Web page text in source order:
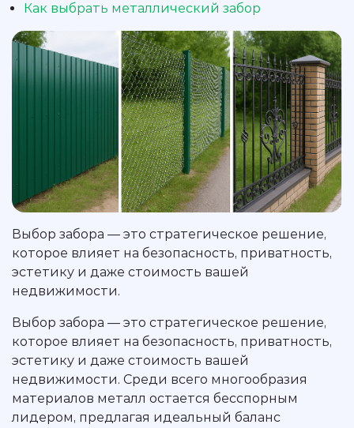
Как выбрать металлический забор
Выбор забора — это стратегическое решение,
которое влияет на безопасность, приватность,
эстетику и даже стоимость вашей
недвижимости.
Выбор забора — это стратегическое решение,
которое влияет на безопасность, приватность,
эстетику и даже стоимость вашей
недвижимости. Среди всего многообразия
материалов металл остается бесспорным
лидером, предлагая идеальный баланс